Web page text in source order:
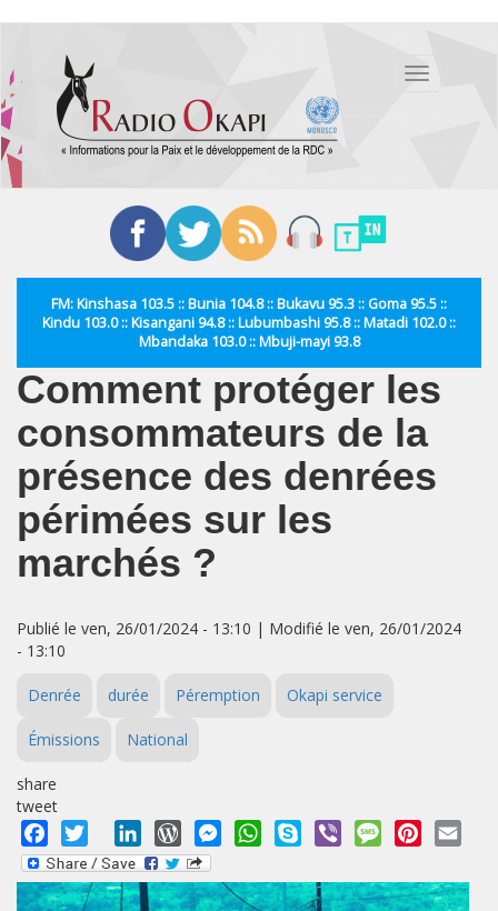
contenu
principal
Toggle
FM: Kinshasa 103.5 :: Bunia 104.8 :: Bukavu 95.3 :: Goma 95.5 ::
Kindu 103.0 :: Kisangani 94.8 :: Lubumbashi 95.8 :: Matadi 102.0 ::
Mbandaka 103.0 :: Mbuji-mayi 93.8
Comment protéger les
consommateurs de la
présence des denrées
périmées sur les
marchés ?
Publié le ven, 26/01/2024 - 13:10 | Modifié le ven, 26/01/2024
- 13:10
Denrée durée Péremption Okapi service
Émissions National
share
tweet
Facebook
Twitter LinkedInWordPressMessengerWhatsApp
Skype Viber MessagePinterest